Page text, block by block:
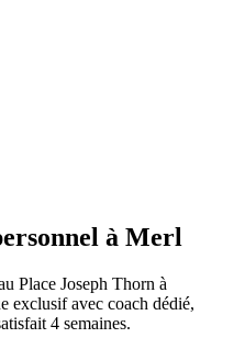
à Merl
Place Joseph Thorn à
exclusif avec coach dédié,
4 semaines.